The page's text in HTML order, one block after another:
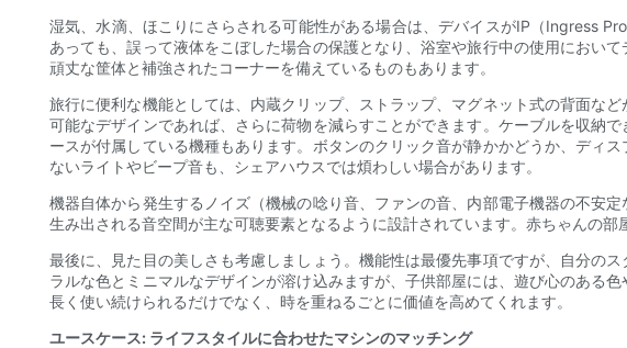
湿気、水滴、ほこりにさらされる可能性がある場合は、デバイスがIP（Ingress
あっても、誤って液体をこぼした場合の保護となり、浴室や旅行中の使用におい
頑丈な筐体と補強されたコーナーを備えているものもあります。
旅行に便利な機能としては、内蔵クリップ、ストラップ、マグネット式の背面な
可能なデザインであれば、さらに荷物を減らすことができます。ケーブルを収納
ースが付属している機種もあります。ボタンのクリック音が静かかどうか、ディ
ないライトやビープ音も、シェアハウスでは煩わしい場合があります。
機器自体から発生するノイズ（機械の唸り音、ファンの音、内部電子機器の不安
生み出される音空間が主な可聴要素となるように設計されています。赤ちゃんの
最後に、見た目の美しさも考慮しましょう。機能性は最優先事項ですが、自分の
ラルな色とミニマルなデザインが溶け込みますが、子供部屋には、遊び心のある
長く使い続けられるだけでなく、時を重ねるごとに価値を高めてくれます。
ユースケース: ライフスタイルに合わせたマシンのマッチング